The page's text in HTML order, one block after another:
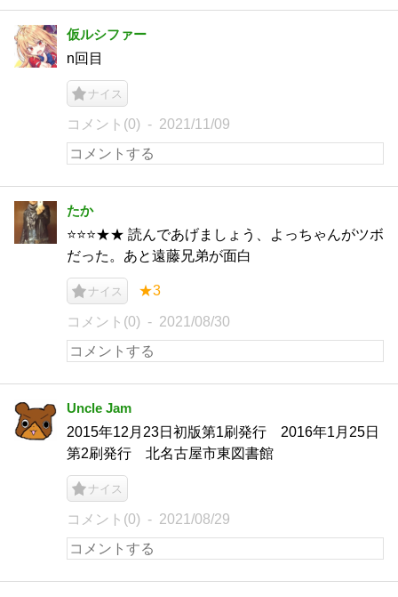
仮ルシファー
n回目
ナイス
コメント(0) 2021/11/09
たか
⭐️⭐️⭐️★★ 読んであげましょう、よっちゃんがツボ
だった。あと遠藤兄弟が面白
ナイス ★3
コメント(0) 2021/08/30
Uncle Jam
2015年12月23日初版第1刷発行 2016年1月25日
第2刷発行 北名古屋市東図書館
ナイス
コメント(0) 2021/08/29